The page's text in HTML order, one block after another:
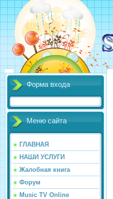
Форма входа
Меню сайта
ГЛАВНАЯ
НАШИ УСЛУГИ
Жалобная книга
Форум
Music TV Online